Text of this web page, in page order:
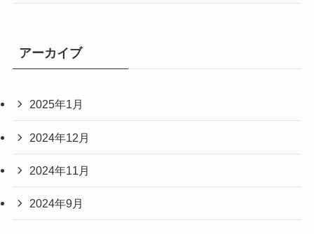
アーカイブ
2025年1月
2024年12月
2024年11月
2024年9月